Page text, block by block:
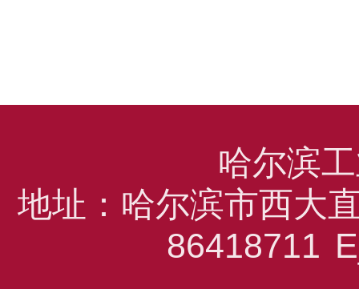
哈尔滨
地址：哈尔滨市西大
86418711